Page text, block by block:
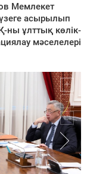
Мемлекет
асырылып
ны ұлттық көлік-
мәселелері